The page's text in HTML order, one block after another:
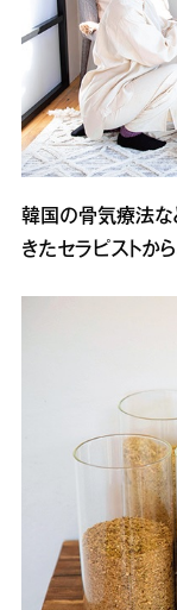
韓国の骨気療法な
きたセラピストか